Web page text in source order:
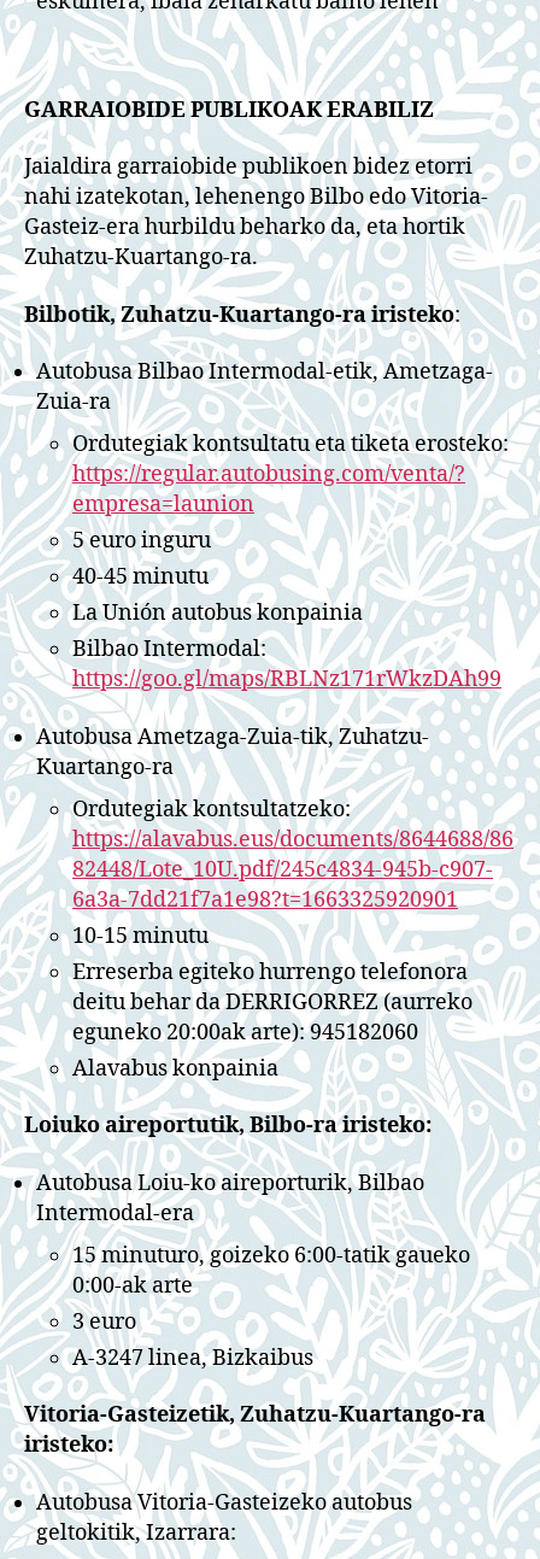
GARRAIOBIDE PUBLIKOAK ERABILIZ
Jaialdira garraiobide publikoen bidez etorri
nahi izatekotan, lehenengo Bilbo edo Vitoria-
Gasteiz-era hurbildu beharko da, eta hortik
Zuhatzu-Kuartango-ra.
Bilbotik, Zuhatzu-Kuartango-ra iristeko:
Autobusa Bilbao Intermodal-etik, Ametzaga-
Zuia-ra
Ordutegiak kontsultatu eta tiketa erosteko:
https://regular.autobusing.com/venta/?
empresa=launion
5 euro inguru
40-45 minutu
La Unión autobus konpainia
Bilbao Intermodal:
https://goo.gl/maps/RBLNz171rWkzDAh99
Autobusa Ametzaga-Zuia-tik, Zuhatzu-
Kuartango-ra
Ordutegiak kontsultatzeko:
https://alavabus.eus/documents/8644688/86
82448/Lote_10U.pdf/245c4834-945b-c907-
6a3a-7dd21f7a1e98?t=1663325920901
10-15 minutu
Erreserba egiteko hurrengo telefonora
deitu behar da DERRIGORREZ (aurreko
eguneko 20:00ak arte): 945182060
Alavabus konpainia
Loiuko aireportutik, Bilbo-ra iristeko:
Autobusa Loiu-ko aireporturik, Bilbao
Intermodal-era
15 minuturo, goizeko 6:00-tatik gaueko
0:00-ak arte
3 euro
A-3247 linea, Bizkaibus
Vitoria-Gasteizetik, Zuhatzu-Kuartango-ra
iristeko:
Autobusa Vitoria-Gasteizeko autobus
geltokitik, Izarrara: